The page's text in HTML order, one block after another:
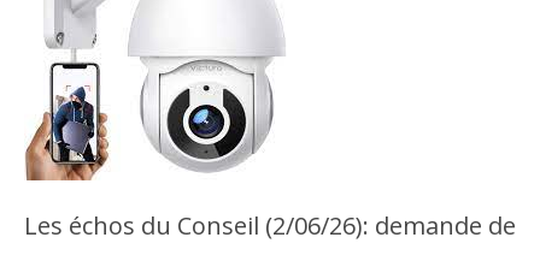
Les échos du Conseil (2/06/26): demande de